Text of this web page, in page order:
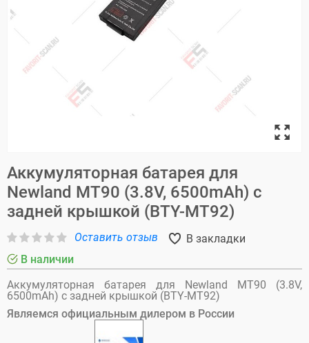
Аккумуляторная батарея для
Newland MT90 (3.8V, 6500mAh) с
задней крышкой (BTY-MT92)
Оставить отзыв
В закладки
В наличии
Аккумуляторная батарея для Newland MT90 (3.8V,
6500mAh) с задней крышкой (BTY-MT92)
Являемся официальным дилером в России